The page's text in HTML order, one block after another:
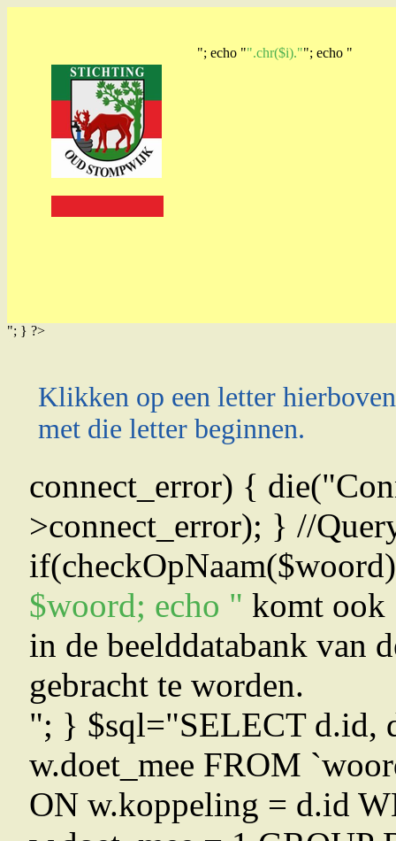
"; echo "".chr($i).""; echo "
"; } ?>
Klikken op een letter
met die letter beginnen.
connect_error) {
>connect_error); } //
$woord; echo " komt ook
in de beelddatabank van
gebracht te worden.
"; } $sql="SELECT d.id,
w.doet_mee FROM
ON w.koppeling = d.id